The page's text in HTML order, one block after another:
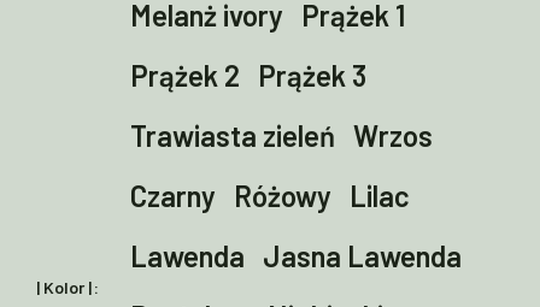
| Kolor |
Melanż ivory
Prążek 1
Prążek 2
Prążek 3
Trawiasta zieleń Wrzos
Czarny
Różowy
Lilac
Lawenda Jasna Lawenda